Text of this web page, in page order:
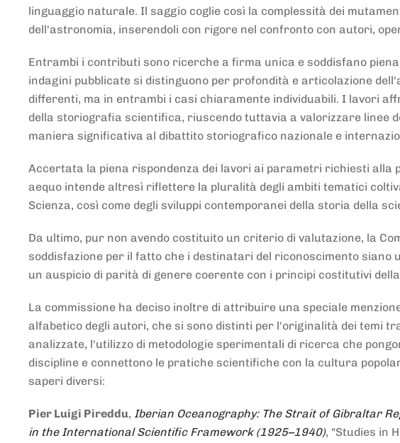
linguaggio naturale. Il saggio coglie così la complessità dei
dell'astronomia, inserendoli con rigore nel confronto con autori,
Entrambi i contributi sono ricerche a firma unica e soddisfano
indagini pubblicate si distinguono per profondità e articolazione
differenti, ma in entrambi i casi chiaramente individuabili. I lavori
della storiografia scientifica, riuscendo tuttavia a valorizzare linee
maniera significativa al dibattito storiografico nazionale e
Accertata la piena rispondenza dei lavori ai parametri richiesti alla
aequo intende altresì riflettere la pluralità degli ambiti tematici
Scienza, così come degli sviluppi contemporanei della storia della
Da ultimo, pur non avendo costituito un criterio di valutazione, la
soddisfazione per il fatto che i destinatari del riconoscimento
un auspicio di parità di genere coerente con i principi costitutivi
La commissione ha deciso inoltre di attribuire una speciale
alfabetico degli autori, che si sono distinti per l'originalità dei temi
analizzate, l'utilizzo di metodologie sperimentali di ricerca che
discipline e connettono le pratiche scientifiche con la cultura
saperi diversi:
Pier Luigi Pireddu, Iberian Oceanography: The Strait of Gibraltar
in the International Scientific Framework (1925–1940), "Studies in